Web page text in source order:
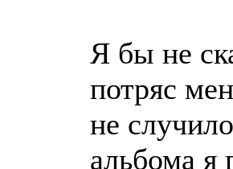
Я бы не
потряс
не
альбома я